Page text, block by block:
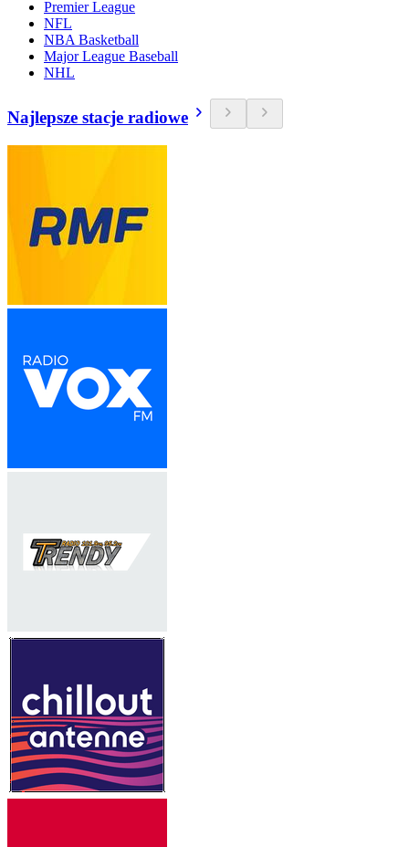
Premier League
NFL
NBA Basketball
Major League Baseball
NHL
Najlepsze stacje radiowe